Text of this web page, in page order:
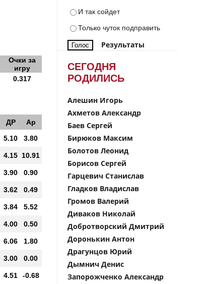
Очки за
игру
0.317
ДР
Ар
5.10 3.80
4.15 10.91
3.90 0.90
3.62 0.49
3.84 5.52
4.00 0.50
6.06 1.80
3.00 0.00
4.51 -0.68
И так сойдет
Только чуток подправить
Результаты
СЕГОДНЯ
РОДИЛИСЬ
Алешин Игорь
Ахметов Александр
Баев Сергей
Бирюков Максим
Болотов Леонид
Борисов Сергей
Гарцевич Станислав
Гладков Владислав
Громов Валерий
Диваков Николай
Добротворский Дмитрий
Доронькин Антон
Драгунцов Юрий
Дымнич Денис
Запорожченко Александр